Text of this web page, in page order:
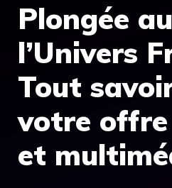
Plongée
l’Univers
Tout
votre
et